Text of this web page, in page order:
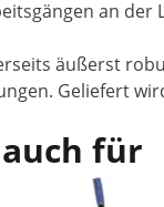
an der
äußerst
Geliefert
für